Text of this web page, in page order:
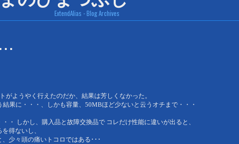
ExtendAlias - Blog Archives
･
がようやく行えたのだか、結果は芳しくなかった。
果に・・・、しかも容量、50MBほど少ないと云うオチまで・・・
・ しかし、購入品と故障交換品で コレだけ性能に違いが出ると、
得ないし、
少々頭の痛いトコロではある･･･